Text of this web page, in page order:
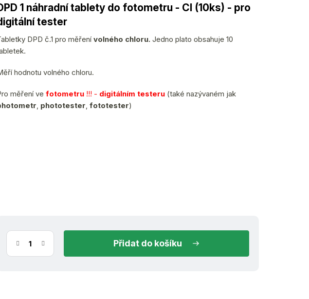
1 náhradní tablety do fotometru - Cl (10ks) - pro
tester
DPD č.1 pro měření volného chloru. Jedno plato obsahuje 10
hodnotu volného chloru.
měření ve fotometru !!! - digitálním testeru (také nazývaném jak
, phototester, fototester)
do košíku